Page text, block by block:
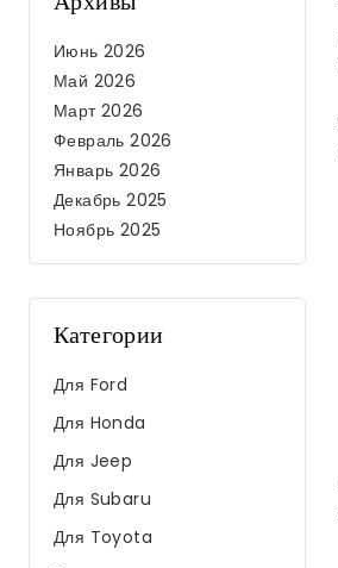
Июнь 2026
Май 2026
Март 2026
Февраль 2026
Январь 2026
Декабрь 2025
Ноябрь 2025
Категории
Для Ford
Для Honda
Для Jeep
Для Subaru
Для Toyota